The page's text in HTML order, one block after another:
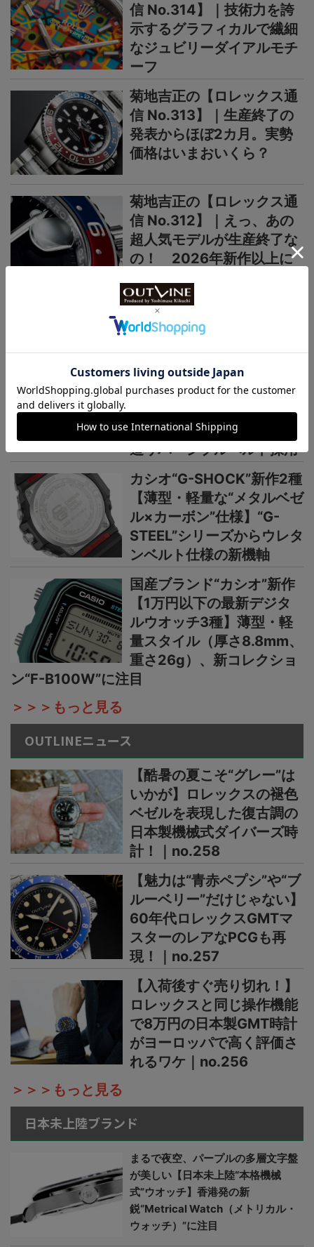
信 No.314】｜技術力を誇
示するグラフィカルで繊細
なジュビリーダイアルモチ
ーフ
菊地吉正の【ロレックス通
信 No.313】｜生産終了の
発表からほぼ2カ月。実勢
価格はいまおいくら？
菊地吉正の【ロレックス通
信 No.312】｜えっ、あの
超人気モデルが生産終了な
の！ 2026年新作以上に
＞＞＞もっと見る
国産時計“カシオ”プロトレ
ック新作【シリーズ最軽量
の本格アウトドアウオッ
チ】小物を収納できる新構
造リバーシブルベルト採用
カシオ“G-SHOCK”新作2種
【薄型・軽量な“メタルベゼ
ル×カーボン”仕様】“G-
STEEL”シリーズからウレタ
ンベルト仕様の新機軸
国産ブランド“カシオ”新作
【1万円以下の最新デジタ
ルウオッチ3種】薄型・軽
量スタイル（厚さ8.8mm、
重さ26g）、新コレクショ
ン“F-B100W”に注目
＞＞＞もっと見る
OUTLINEニュース
【酷暑の夏こそ“グレー”は
いかが】ロレックスの褪色
ベゼルを表現した復古調の
日本製機械式ダイバーズ時
計！｜no.258
【魅力は“青赤ペプシ”や“ブ
ルーベリー”だけじゃない】
60年代ロレックスGMTマ
スターのレアなPCGも再
現！｜no.257
【入荷後すぐ売り切れ！】
ロレックスと同じ操作機能
で8万円の日本製GMT時計
がヨーロッパで高く評価さ
れるワケ｜no.256
＞＞＞もっと見る
日本未上陸ブランド
まるで夜空、パープルの多層文字盤
が美しい【日本未上陸“本格機械
式”ウオッチ】香港発の新
鋭“Metrical Watch（メトリカル・
ウォッチ）”に注目